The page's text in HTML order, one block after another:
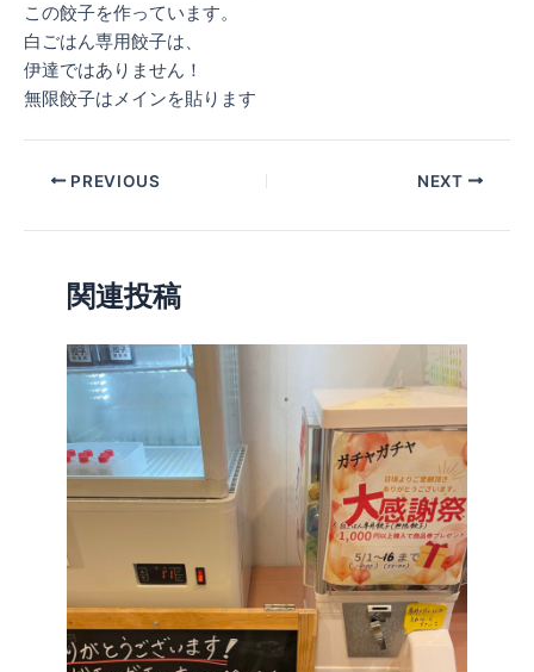
この餃子を作っています。
白ごはん専用餃子は、
伊達ではありません！
無限餃子はメインを貼ります
PREVIOUS NEXT
関連投稿